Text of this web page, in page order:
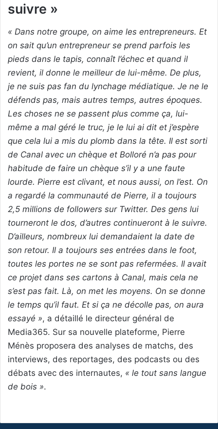
suivre »
« Dans notre groupe, on aime les entrepreneurs. Et
on sait qu’un entrepreneur se prend parfois les
pieds dans le tapis, connaît l’échec et quand il
revient, il donne le meilleur de lui-même. De plus,
je ne suis pas fan du lynchage médiatique. Je ne le
défends pas, mais autres temps, autres époques.
Les choses ne se passent plus comme ça, lui-
même a mal géré le truc, je le lui ai dit et j’espère
que cela lui a mis du plomb dans la tête. Il est sorti
de Canal avec un chèque et Bolloré n’a pas pour
habitude de faire un chèque s’il y a une faute
lourde. Pierre est clivant, et nous aussi, on l’est. On
a regardé la communauté de Pierre, il a toujours
2,5 millions de followers sur Twitter. Des gens lui
tourneront le dos, d’autres continueront à le suivre.
D’ailleurs, nombreux lui demandaient la date de
son retour. Il a toujours ses entrées dans le foot,
toutes les portes ne se sont pas refermées. Il avait
ce projet dans ses cartons à Canal, mais cela ne
s’est pas fait. Là, on met les moyens. On se donne
le temps qu’il faut. Et si ça ne décolle pas, on aura
essayé », a détaillé le directeur général de
Media365. Sur sa nouvelle plateforme, Pierre
Ménès proposera des analyses de matchs, des
interviews, des reportages, des podcasts ou des
débats avec des internautes, « le tout sans langue
de bois ».